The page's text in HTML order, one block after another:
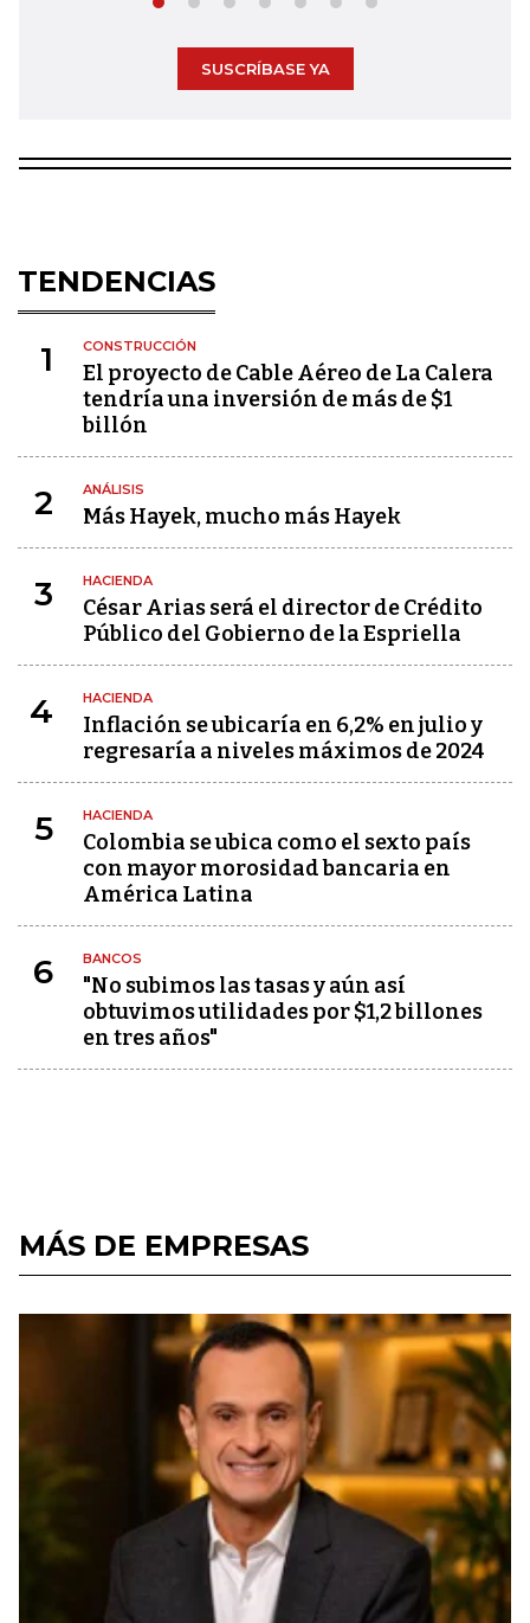
SUSCRÍBASE YA
TENDENCIAS
1 CONSTRUCCIÓN
El proyecto de Cable Aéreo de La Calera
tendría una inversión de más de $1
billón
2 ANÁLISIS
Más Hayek, mucho más Hayek
3 HACIENDA
César Arias será el director de Crédito
Público del Gobierno de la Espriella
4 HACIENDA
Inflación se ubicaría en 6,2% en julio y
regresaría a niveles máximos de 2024
5 HACIENDA
Colombia se ubica como el sexto país
con mayor morosidad bancaria en
América Latina
6 BANCOS
"No subimos las tasas y aún así
obtuvimos utilidades por $1,2 billones
en tres años"
MÁS DE EMPRESAS